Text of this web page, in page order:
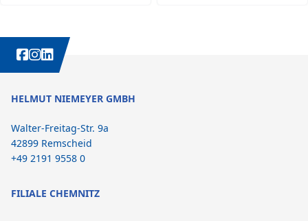
WEITERE INTERESSANTE INHALTE IMMER AUCH AUF:
HELMUT NIEMEYER GMBH
Walter-Freitag-Str. 9a
42899 Remscheid
+49 2191 9558 0
FILIALE CHEMNITZ